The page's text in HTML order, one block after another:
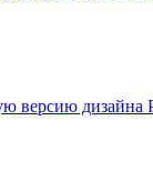
версию